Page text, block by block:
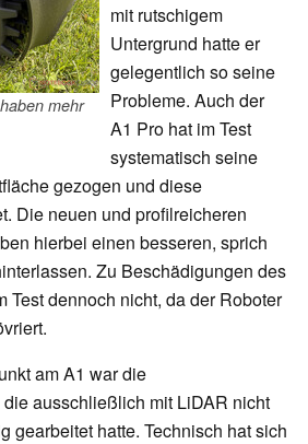
mehr
mit rutschigem
Untergrund hatte er
gelegentlich so seine
Probleme. Auch der
A1 Pro hat im Test
systematisch seine
gezogen und diese
Die neuen und profilreicheren
hierbei einen besseren, sprich
Zu Beschädigungen des
Test dennoch nicht, da der Roboter
am A1 war die
ausschließlich mit LiDAR nicht
gearbeitet hatte. Technisch hat sich